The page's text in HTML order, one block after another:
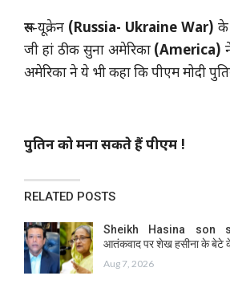
रूस-यूक्रेन (Russia- Ukraine War) के
जी हां ठीक सुना अमेरिका (America)
अमेरिका ने ये भी कहा कि पीएम मोदी
पुतिन को मना सकते हैं पीएम !
RELATED POSTS
Sheikh Hasina son
आतंकवाद पर शेख हसीना के बेटे
Aug 7, 2026